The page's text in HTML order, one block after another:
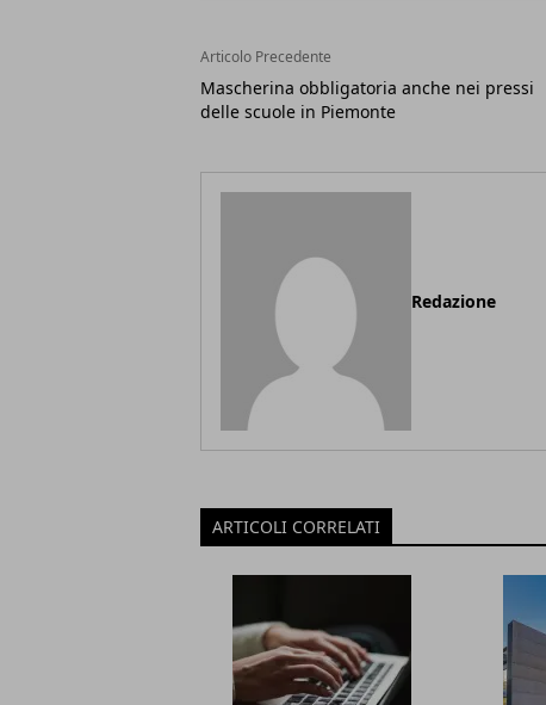
Articolo Precedente
Mascherina obbligatoria anche nei pressi
delle scuole in Piemonte
Redazione
ARTICOLI CORRELATI